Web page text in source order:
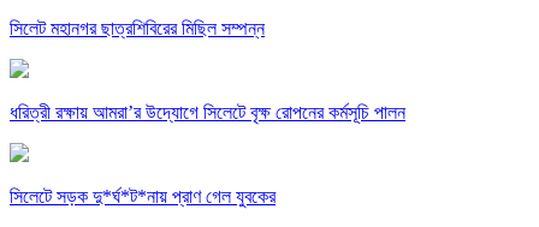
সিলেট মহানগর ছাত্রশিবিরের মিছিল সম্পন্ন
ধরিত্রী রক্ষায় আমরা’র উদ্যোগে সিলেটে বৃক্ষ রোপনের কর্মসূচি পালন
সিলেটে সড়ক দু*র্ঘ*ট*নায় প্রাণ গেল যুবকের